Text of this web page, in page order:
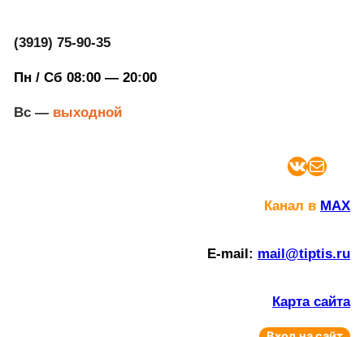
(3919) 75-90-35
Пн / Сб 08:00 — 20:00
Вс —выходной
ВКонтакте Почта
Канал в MAX
E-mail: mail@tiptis.ru
Карта сайта